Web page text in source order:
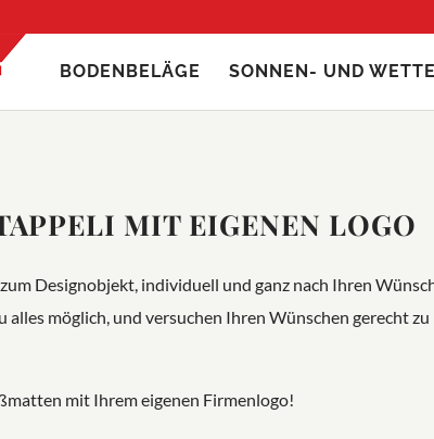
BODENBELÄGE SONNEN- UND
MIT EIGENEN LOGO
Designobjekt, individuell und ganz nach Ihren
alles möglich, und versuchen Ihren Wünschen gerecht zu
mit Ihrem eigenen Firmenlogo!